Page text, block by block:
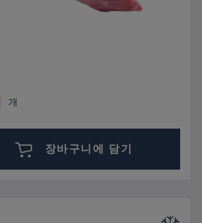
하는 값을 입력하거나 버튼
개
장바구니에 담기